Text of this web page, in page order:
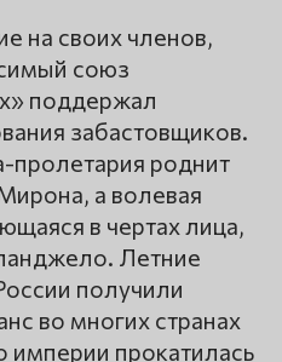
на своих членов,
союз
поддержал
забастовщиков.
пролетария роднит
а волевая
в чертах лица,
Летние
получили
во многих странах
империи прокатилась